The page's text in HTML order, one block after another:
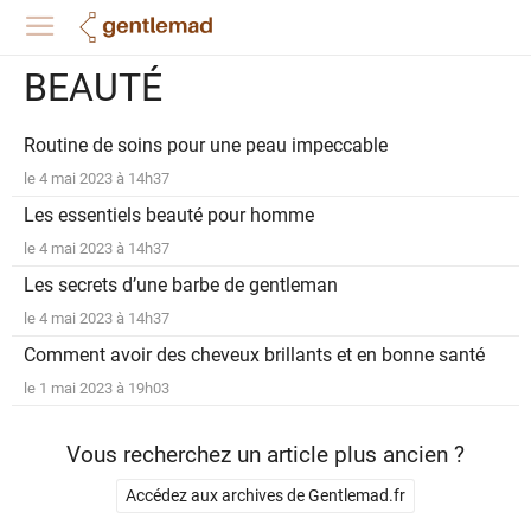
BEAUTÉ
Routine de soins pour une peau impeccable
le 4 mai 2023 à 14h37
Les essentiels beauté pour homme
le 4 mai 2023 à 14h37
Les secrets d’une barbe de gentleman
le 4 mai 2023 à 14h37
Comment avoir des cheveux brillants et en bonne santé
le 1 mai 2023 à 19h03
Vous recherchez un article plus ancien ?
Accédez aux archives de Gentlemad.fr